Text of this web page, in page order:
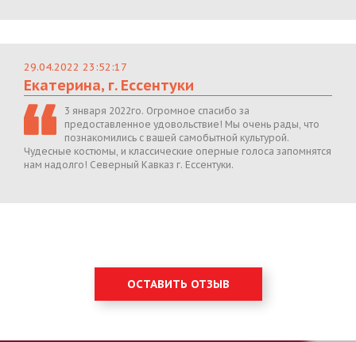
29.04.2022 23:52:17
Екатерина, г. Ессентуки
3 января 2022го. Огромное спасибо за
предоставленное удовольствие! Мы очень рады, что
познакомились с вашей самобытной культурой.
Чудесные костюмы, и классические оперные голоса запомнятся
нам надолго! Северный Кавказ г. Ессентуки.
ОСТАВИТЬ ОТЗЫВ